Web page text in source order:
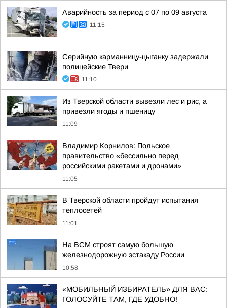
Аварийность за период с 07 по 09 августа
11:15
Серийную карманницу-цыганку задержали
полицейские Твери
11:10
Из Тверской области вывезли лес и рис, а
привезли ягоды и пшеницу
11:09
Владимир Корнилов: Польское
правительство «бессильно перед
российскими ракетами и дронами»
11:05
В Тверской области пройдут испытания
теплосетей
11:01
На ВСМ строят самую большую
железнодорожную эстакаду России
10:58
«МОБИЛЬНЫЙ ИЗБИРАТЕЛЬ» ДЛЯ ВАС:
ГОЛОСУЙТЕ ТАМ, ГДЕ УДОБНО!